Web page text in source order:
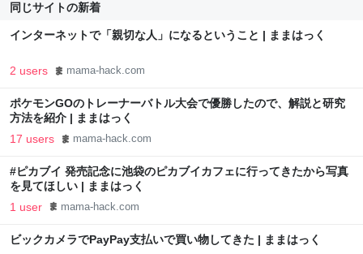
同じサイトの新着
インターネットで「親切な人」になるということ | ままはっく
2 users mama-hack.com
ポケモンGOのトレーナーバトル大会で優勝したので、解説と研究
方法を紹介 | ままはっく
17 users mama-hack.com
#ピカブイ 発売記念に池袋のピカブイカフェに行ってきたから写真
を見てほしい | ままはっく
1 user mama-hack.com
ビックカメラでPayPay支払いで買い物してきた | ままはっく